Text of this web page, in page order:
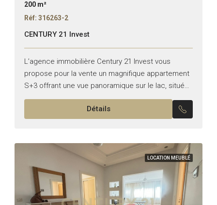
200 m²
Réf: 316263-2
CENTURY 21 Invest
L’agence immobilière Century 21 Invest vous
propose pour la vente un magnifique appartement
S+3 offrant une vue panoramique sur le lac, situé
aux Berges du Lac 2. Typologie : S+3 Superficie :...
Détails
LOCATION MEUBLÉ